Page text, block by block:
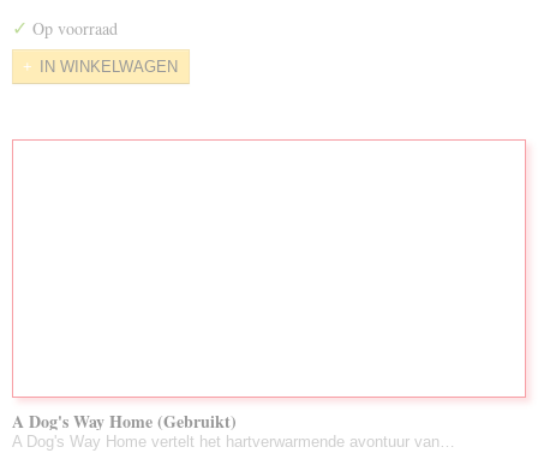
LuisterBoeken Gebruikt
Zeldzame DVD's
✓ Op voorraad
IN WINKELWAGEN
A Dog's Way Home (Gebruikt)
A Dog's Way Home vertelt het hartverwarmende avontuur van…